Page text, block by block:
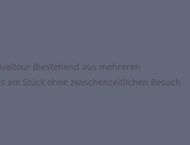
(bestehend aus mehreren
am Stück ohne zwischenzeitlichen Besuch